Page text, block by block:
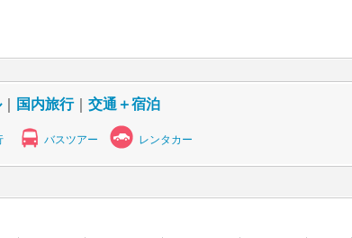
｜ 国内旅行｜ 交通＋宿泊
バスツアー レンタカー